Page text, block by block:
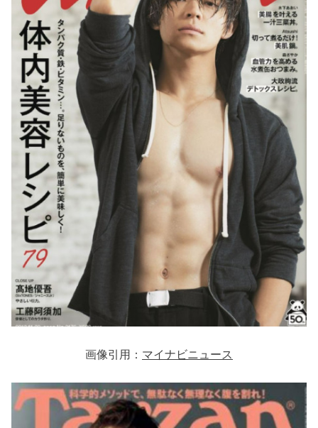
画像引用： マイナビニュース